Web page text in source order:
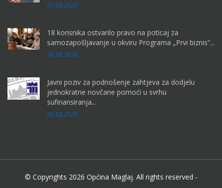
07.08.2026
18 korisnika ostvarilo pravo na poticaj za
samozapošljavanje u okviru Programa „Prvi biznis“...
06.08.2026
Javni poziv za podnošenje zahtjeva za dodjelu
jednokratne novčane pomoći u svrhu
sufinansiranja...
06.08.2026
© Copyrights 2026 Općina Maglaj. All rights reserved -